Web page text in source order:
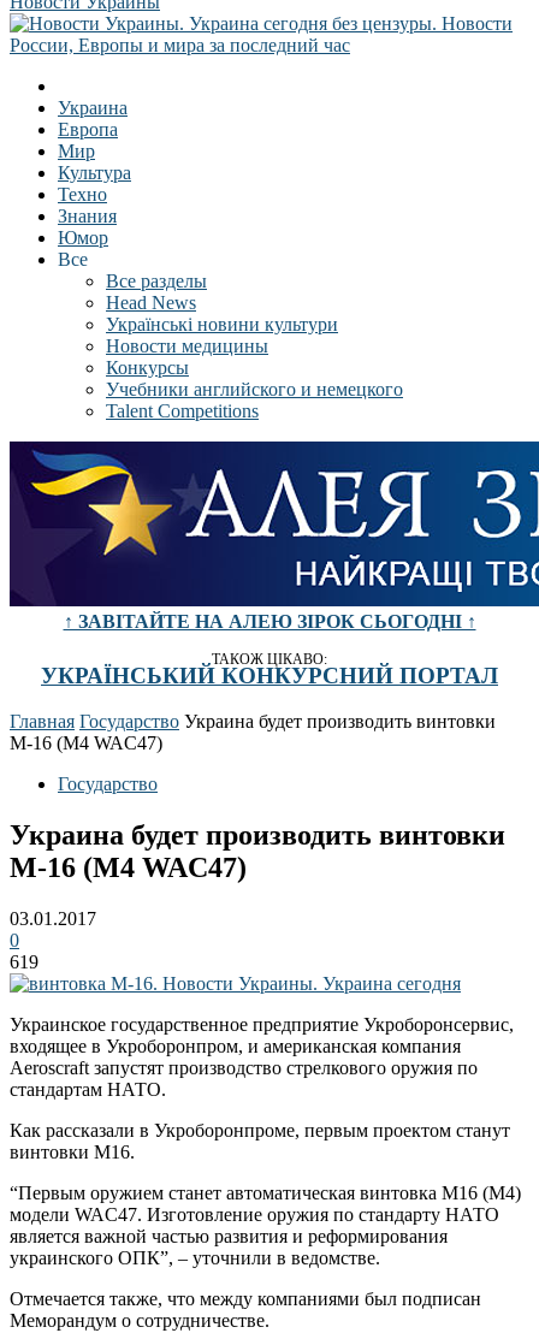
Украина
Европа
Мир
Культура
Техно
Знания
Юмор
Все
Все разделы
Head News
Українські новини культури
Новости медицины
Конкурсы
Учебники английского и немецкого
Talent Competitions
↑ ЗАВІТАЙТЕ НА АЛЕЮ ЗІРОК СЬОГОДНІ ↑
ТАКОЖ ЦІКАВО:
УКРАЇНСЬКИЙ КОНКУРСНИЙ ПОРТАЛ
Главная Государство Украина будет производить винтовки
М-16 (M4 WAC47)
Государство
Украина будет производить винтовки
М-16 (M4 WAC47)
03.01.2017
0
619
Украинское государственное предприятие Укроборонсервис,
входящее в Укроборонпром, и американская компания
Aeroscraft запустят производство стрелкового оружия по
стандартам НАТО.
Как рассказали в Укроборонпроме, первым проектом станут
винтовки М16.
“Первым оружием станет автоматическая винтовка М16 (М4)
модели WAC47. Изготовление оружия по стандарту НАТО
является важной частью развития и реформирования
украинского ОПК”, – уточнили в ведомстве.
Отмечается также, что между компаниями был подписан
Меморандум о сотрудничестве.